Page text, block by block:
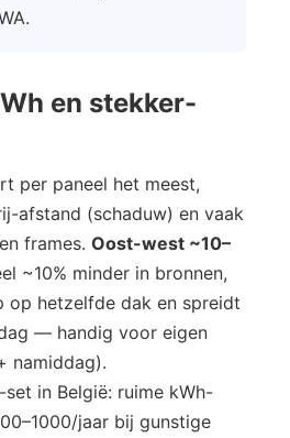
en stekker-
per paneel het meest,
afstand (schaduw) en vaak
frames. Oost-west ~10–
~10% minder in bronnen,
op hetzelfde dak en spreidt
— handig voor eigen
namiddag).
in België: ruime kWh-
jaar bij gunstige